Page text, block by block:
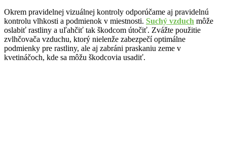
Okrem pravidelnej vizuálnej kontroly odporúčame aj pravidelnú
kontrolu vlhkosti a podmienok v miestnosti. Suchý vzduch môže
oslabiť rastliny a uľahčiť tak škodcom útočiť. Zvážte použitie
zvlhčovača vzduchu, ktorý nielenže zabezpečí optimálne
podmienky pre rastliny, ale aj zabráni praskaniu zeme v
kvetináčoch, kde sa môžu škodcovia usadiť.